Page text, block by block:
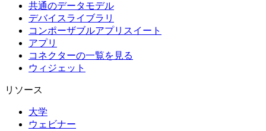
共通のデータモデル
デバイスライブラリ
コンポーザブルアプリスイート
アプリ
コネクターの一覧を見る
ウィジェット
リソース
大学
ウェビナー